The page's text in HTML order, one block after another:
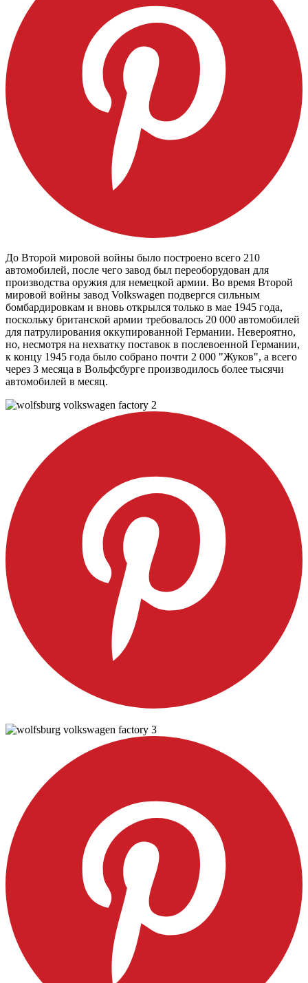
До Второй мировой войны было построено всего 210
автомобилей, после чего завод был переоборудован для
производства оружия для немецкой армии. Во время Второй
мировой войны завод Volkswagen подвергся сильным
бомбардировкам и вновь открылся только в мае 1945 года,
поскольку британской армии требовалось 20 000 автомобилей
для патрулирования оккупированной Германии. Невероятно,
но, несмотря на нехватку поставок в послевоенной Германии,
к концу 1945 года было собрано почти 2 000 "Жуков", а всего
через 3 месяца в Вольфсбурге производилось более тысячи
автомобилей в месяц.